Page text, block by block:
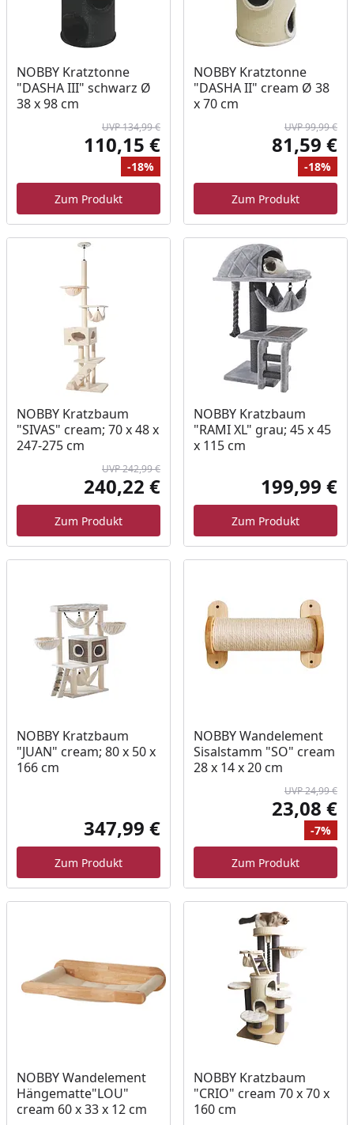
NOBBY Kratztonne
"DASHA III" schwarz Ø
38 x 98 cm
Ursprünglicher Preis
UVP 134,99 €
Aktueller Preis
110,15 €
Rabatt
-18%
Zum Produkt
NOBBY Kratztonne
"DASHA II" cream Ø 38
x 70 cm
UVP 99,99 €
81,59 €
-18%
Zum Produkt
NOBBY Kratzbaum
"SIVAS" cream; 70 x 48 x
247-275 cm
Ursprünglicher Preis
UVP 242,99 €
Aktueller Preis
240,22 €
Zum Produkt
NOBBY Kratzbaum
"RAMI XL" grau; 45 x 45
x 115 cm
199,99 €
Zum Produkt
NOBBY Kratzbaum
"JUAN" cream; 80 x 50 x
166 cm
Aktueller Preis
347,99 €
Zum Produkt
NOBBY Wandelement
Sisalstamm "SO" cream
28 x 14 x 20 cm
UVP 24,99 €
23,08 €
-7%
Zum Produkt
NOBBY Wandelement
Hängematte"LOU"
cream 60 x 33 x 12 cm
NOBBY Kratzbaum
"CRIO" cream 70 x 70 x
160 cm